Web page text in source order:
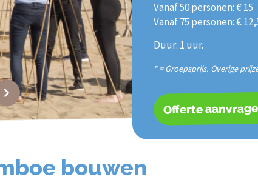
Vanaf 50 personen: € 15
Vanaf 75 personen: €
Duur: 1 uur.
* = Groepsprijs. Overige
Offerte
bouwen